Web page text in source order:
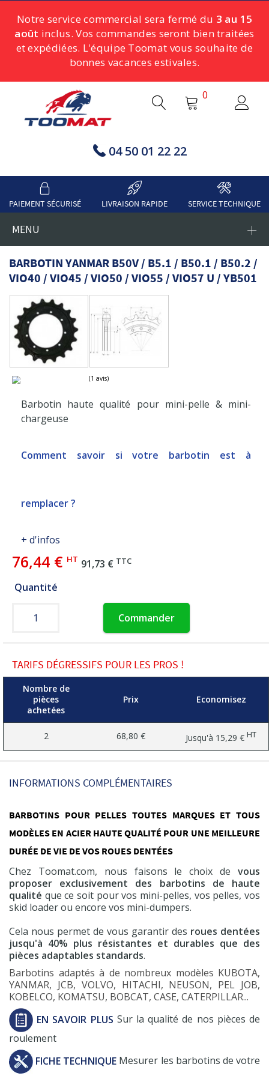
Notre service commercial sera fermé du 3 au 15
août inclus. Vos commandes seront bien traitées
et expédiées. L'équipe Toomat vous souhaite de
bonnes vacances estivales.
04 50 01 22 22
0
PAIEMENT SÉCURISÉ LIVRAISON RAPIDE SERVICE TECHNIQUE
MENU
BARBOTIN YANMAR B50V / B5.1 / B50.1 / B50.2 /
VIO40 / VIO45 / VIO50 / VIO55 / VIO57 U / YB501
Barbotin haute qualité pour mini-pelle & mini-
chargeuse
Comment savoir si votre barbotin est à
remplacer ?
+ d'infos
76,44 € HT 91,73 € TTC
Quantité
Commander
TARIFS DÉGRESSIFS POUR LES PROS !
Nombre de
pièces
achetées
Prix Economisez
2 68,80 € Jusqu'à 15,29 € HT
INFORMATIONS COMPLÉMENTAIRES
BARBOTINS POUR PELLES TOUTES MARQUES ET TOUS
MODÈLES EN ACIER HAUTE QUALITÉ POUR UNE MEILLEURE
DURÉE DE VIE DE VOS ROUES DENTÉES
Chez Toomat.com, nous faisons le choix de vous
proposer exclusivement des barbotins de haute
qualité que ce soit pour vos mini-pelles, vos pelles, vos
skid loader ou encore vos mini-dumpers.
Cela nous permet de vous garantir des roues dentées
jusqu'à 40% plus résistantes et durables que des
pièces adaptables standards.
Barbotins adaptés à de nombreux modèles KUBOTA,
YANMAR, JCB, VOLVO, HITACHI, NEUSON, PEL JOB,
KOBELCO, KOMATSU, BOBCAT, CASE, CATERPILLAR...
EN SAVOIR PLUS Sur la qualité de nos pièces de
roulement
FICHE TECHNIQUE Mesurer les barbotins de votre